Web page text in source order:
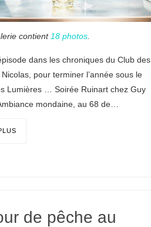
contient 18 photos.
dans les chroniques du Club des
pour terminer l’année sous le
Lumières … Soirée Ruinart chez Guy
mondaine, au 68 de…
de pêche au